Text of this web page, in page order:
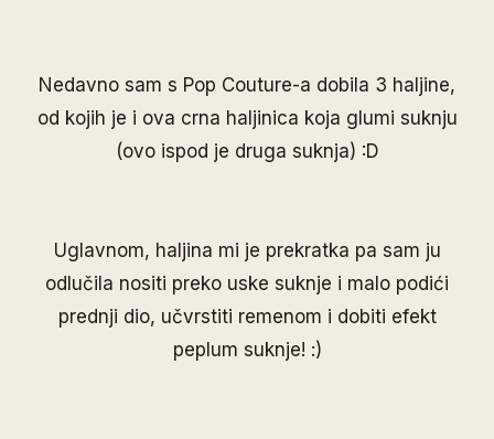
Nedavno sam s Pop Couture-a dobila 3 haljine,
od kojih je i ova crna haljinica koja glumi suknju
(ovo ispod je druga suknja) :D
Uglavnom, haljina mi je prekratka pa sam ju
odlučila nositi preko uske suknje i malo podići
prednji dio, učvrstiti remenom i dobiti efekt
peplum suknje! :)